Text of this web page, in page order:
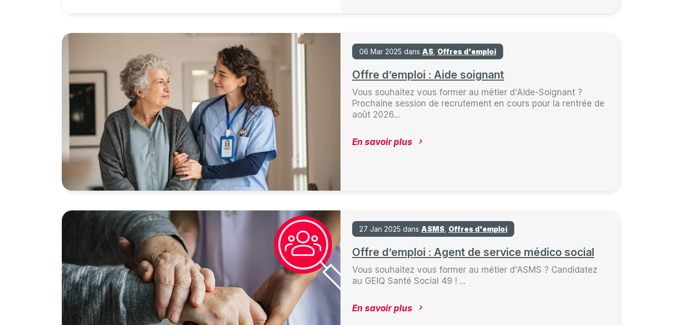
06 Mar 2025 dans AS Offres d'emploi
Offre d’emploi : Aide soignant
Vous souhaitez vous former au métier d'Aide-Soignant ?
Prochaine session de recrutement en cours pour la rentrée de
août 2026...
En savoir plus
27 Jan 2025 dans ASMS Offres d'emploi
Offre d’emploi : Agent de service médico social
Vous souhaitez vous former au métier d'ASMS ? Candidatez
au GEIQ Santé Social 49 ! ...
En savoir plus